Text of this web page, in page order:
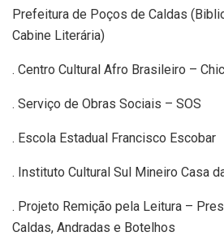
Prefeitura de Poços de Caldas
Cabine Literária)
. Centro Cultural Afro Brasileiro –
. Serviço de Obras Sociais – SOS
. Escola Estadual Francisco Escobar
. Instituto Cultural Sul Mineiro Casa
. Projeto Remição pela Leitura –
Caldas, Andradas e Botelhos